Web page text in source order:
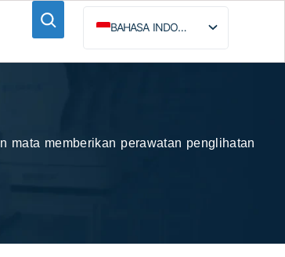
BAHASA INDONESIA
ENGLISH
mata memberikan perawatan penglihatan